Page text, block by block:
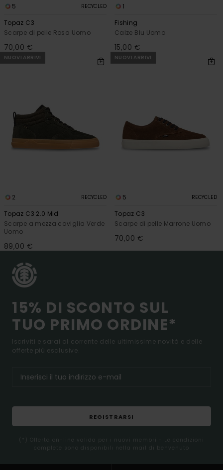
5 RECYCLED
Topaz C3
Scarpe di pelle Rosa Uomo
70,00 €
1
Fishing
Calze Blu Uomo
15,00 €
NUOVI ARRIVI
2 RECYCLED
Topaz C3 2.0 Mid
Scarpe a mezza caviglia Verde
Uomo
89,00 €
NUOVI ARRIVI
5 RECYCLED
Topaz C3
Scarpe di pelle Marrone Uomo
70,00 €
15% DI SCONTO SUL
TUO PRIMO ORDINE*
Iscriviti e sarai al corrente delle ultimissime novità e delle
offerte più esclusive.
REGISTRARSI
(*) Offerta on-line valida per i nuovi membri - Le condizioni
complete sono disponibili nella mail di benvenuto